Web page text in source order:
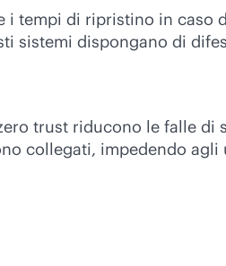
i tempi di ripristino in caso
sistemi dispongano di
trust riducono le falle di
collegati, impedendo agli